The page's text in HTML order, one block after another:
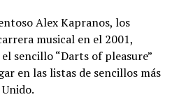
Alex Kapranos, los
musical en el 2001,
sencillo “Darts of pleasure”
en las listas de sencillos más